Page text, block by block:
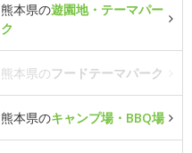
熊本県の遊園地・テーマパー
ク
熊本県のフードテーマパーク
熊本県のキャンプ場・BBQ場